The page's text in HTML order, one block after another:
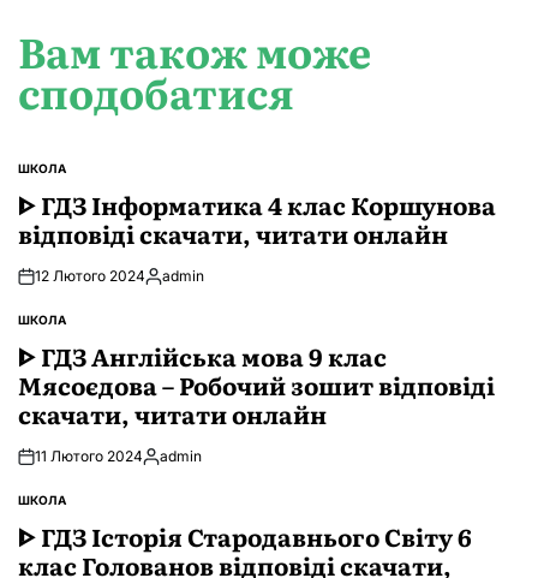
Вам також може
сподобатися
ОПУБЛІКУВАТИ
У
ШКОЛА
ᐈ ГДЗ Інформатика 4 клас Коршунова
відповіді скачати, читати онлайн
12 Лютого 2024Опубліковано
admin
ОПУБЛІКУВАТИ
У
ШКОЛА
ᐈ ГДЗ Англійська мова 9 клас
Мясоєдова – Робочий зошит відповіді
скачати, читати онлайн
11 Лютого 2024Опубліковано
admin
ОПУБЛІКУВАТИ
У
ШКОЛА
ᐈ ГДЗ Історія Стародавнього Свiту 6
клас Голованов відповіді скачати,